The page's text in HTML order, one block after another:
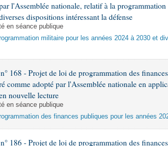
l'Assemblée nationale, relatif à la
dispositions intéressant la défense
en séance publique
militaire pour les années 2024 à 2030 et
168 - Projet de loi de programmation des
comme adopté par l'Assemblée nationale en
nouvelle lecture
en séance publique
des finances publiques pour les années
186 - Projet de loi de programmation des